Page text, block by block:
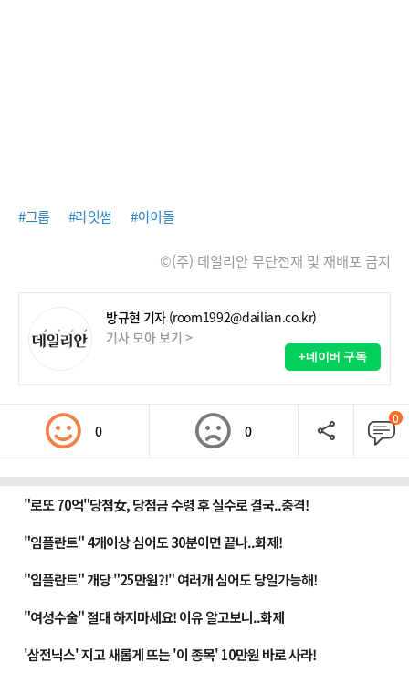
#그룹 #라잇썸 #아이돌
©(주) 데일리안 무단전재 및 재배포 금지
방규현 기자 (room1992@dailian.co.kr)
기사 모아 보기 >
+네이버 구독
0 0
0